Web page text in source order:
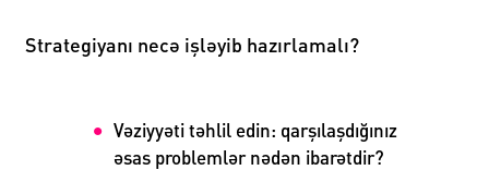
Strategiyanı necə işləyib hazırlamalı?
Vəziyyəti təhlil edin: qarşılaşdığınız
əsas problemlər nədən ibarətdir?